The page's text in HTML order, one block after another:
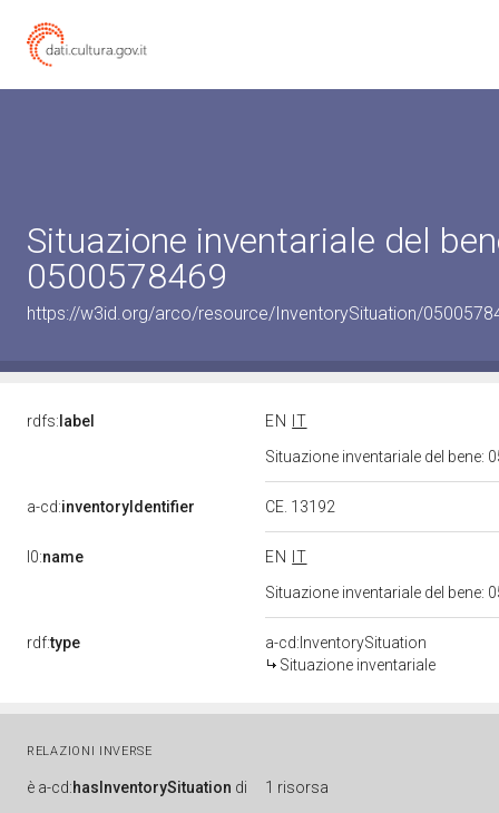
Situazione inventariale del
0500578469
https://w3id.org/arco/resource/InventorySituation/
rdfs: label EN
IT
Situazione inventariale del bene:
a-cd:inventoryIdentifier CE. 13192
l0:name EN
IT
Situazione inventariale del bene:
rdf:type
a-cd:InventorySituation
Situazione inventariale
RELAZIONI INVERSE
è a-cd:hasInventorySituation di 1 risorsa